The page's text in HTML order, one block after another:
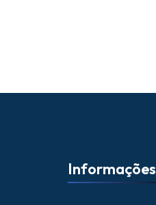
Informações